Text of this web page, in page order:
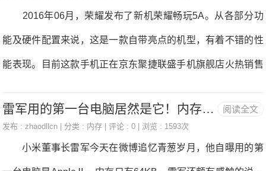
使用4通道，至少需要4条8GB内存，也就是3000元。如果插
满，就需要8条，那就是6000元。足够购买一台64GB版本的iP
hone8。如果把8GB换成16GB，那么
2016年06月，荣耀发布了新机荣耀畅玩5A。从各部分功
能及硬件配置来说，这是一款自带亮点的机型，有着不错的性
能表现。目前这款手机正在京东聚捷联盛手机旗舰店火热销售
荣耀畅玩5A主屏选用了TFT材质（IPS技术）材质，屏幕
阅读全文
雷军用的第一台电脑居然是它！内存容量64KB
发布 :zhaodllcn | 分类 : 内存 | 评论 : 0 | 浏览 : 1593次
小米董事长雷军今天在微博追忆青葱岁月，他自曝用的第